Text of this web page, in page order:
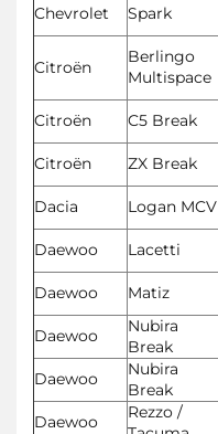
Chevrolet
Spark
Citroën
Berlingo
Multispace
Citroën
C5 Break
Citroën
ZX Break
Dacia
Logan MCV
Daewoo
Lacetti
Daewoo
Matiz
Daewoo
Nubira
Break
Daewoo
Nubira
Break
Daewoo
Rezzo /